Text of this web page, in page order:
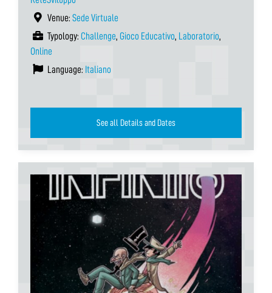
Venue: Sede Virtuale
Typology: Challenge, Gioco Educativo, Laboratorio,
Online
Language: Italiano
See all Details and Dates